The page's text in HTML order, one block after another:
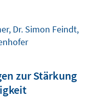
Dr. Simon Feindt,
zur Stärkung